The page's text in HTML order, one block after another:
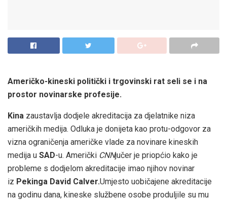
Američko-kineski politički i trgovinski rat seli se i na
prostor novinarske profesije.
Kina zaustavlja dodjele akreditacija za djelatnike niza
američkih medija. Odluka je donijeta kao protu-odgovor za
vizna ograničenja američke vlade za novinare kineskih
medija u SAD-u. Američki CNNjučer je priopćio kako je
probleme s dodjelom akreditacije imao njihov novinar
iz Pekinga David Calver.Umjesto uobičajene akreditacije
na godinu dana, kineske službene osobe produljile su mu